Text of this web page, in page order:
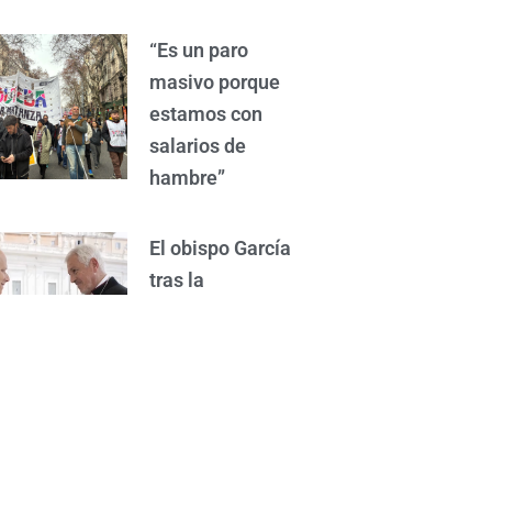
“Es un paro
masivo porque
estamos con
salarios de
hambre”
El obispo García
tras la